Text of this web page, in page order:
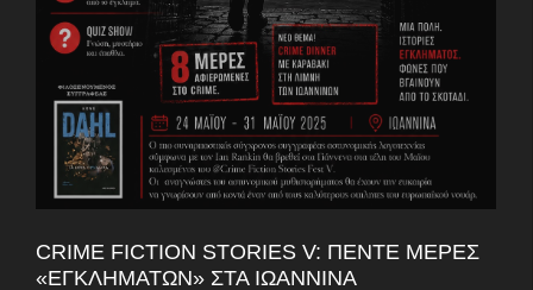
CRIME FICTION STORIES V: ΠΈΝΤΕ ΜΈΡΕΣ
«ΕΓΚΛΗΜΆΤΩΝ» ΣΤΑ ΙΩΆΝΝΙΝΑ